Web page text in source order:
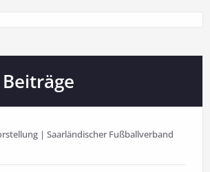
| Saarländischer Fußballverband